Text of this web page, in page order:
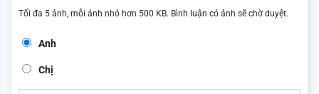
Tối đa 5 ảnh, mỗi ảnh nhỏ hơn 500 KB. Bình luận có ảnh sẽ chờ duyệt.
Anh
Chị